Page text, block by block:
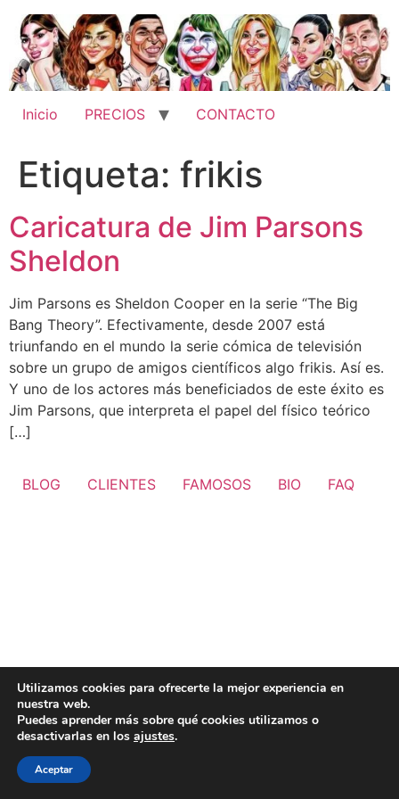
contenido
Inicio PRECIOS CONTACTO
Etiqueta: frikis
Caricatura de Jim Parsons
Sheldon
Jim Parsons es Sheldon Cooper en la serie “The Big
Bang Theory”. Efectivamente, desde 2007 está
triunfando en el mundo la serie cómica de televisión
sobre un grupo de amigos científicos algo frikis. Así es.
Y uno de los actores más beneficiados de este éxito es
Jim Parsons, que interpreta el papel del físico teórico
[…]
BLOG CLIENTES FAMOSOS BIO FAQ
Utilizamos cookies para ofrecerte la mejor experiencia en
nuestra web.
Puedes aprender más sobre qué cookies utilizamos o
desactivarlas en los ajustes.
Aceptar